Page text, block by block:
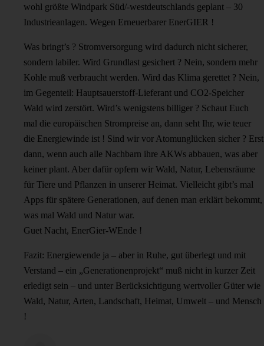
wohl größte Windpark Süd/-westdeutschlands geplant – 30
Industrieanlagen. Wegen Erneuerbarer EnerGIER !
Was bringt’s ? Stromversorgung wird dadurch nicht sicherer,
sondern labiler. Wird Grundlast gesichert ? Nein, sondern mehr
Kohle muß verbraucht werden. Wird das Klima gerettet ? Nein,
im Gegenteil: Hauptsauerstoff-Lieferant und CO2-Speicher
Wald wird zerstört. Wird’s wenigstens billiger ? Schaut Euch
mal die europäischen Strompreise an, dann seht Ihr, wie teuer
die Energiewinde ist ! Sind wir vor Atomunglücken sicher ? Erst
dann, wenn auch alle Nachbarn ihre AKWs abbauen, was aber
keiner plant. Aber dafür opfern wir Wald, Natur, Lebensräume
für Tiere und Pflanzen in unserer Heimat. Vielleicht gibt’s mal
Apps für spätere Generationen, auf denen man erklärt bekommt,
was mal Wald und Natur war.
Guet Nacht, EnerGier-WEnde !
Fazit: Energiewende ja – aber in Ruhe, gut überlegt und mit
Verstand – ein „Generationenprojekt“ muß nicht in kurzer Zeit
erledigt sein – und unter Berücksichtigung wertvoller Güter wie
Wald, Natur, Arten, Landschaft, Heimat, Umwelt – und Mensch
!